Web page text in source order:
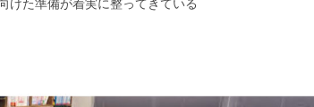
けた準備が着実に整ってきている